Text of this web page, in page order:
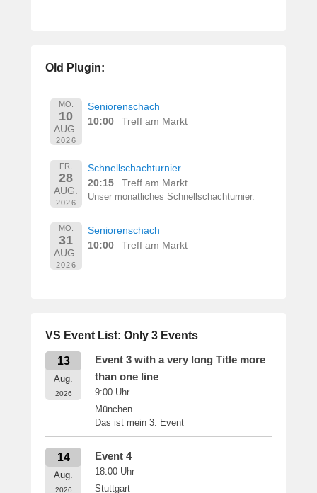
Old Plugin:
MO.
10
AUG.
2026
Seniorenschach
10:00
Treff am Markt
FR.
28
AUG.
2026
Schnellschachturnier
20:15
Treff am Markt
Unser monatliches Schnellschachturnier.
MO.
31
AUG.
2026
Seniorenschach
10:00
Treff am Markt
VS Event List: Only 3 Events
13
Aug.
2026
Event 3 with a very long Title more
than one line
9:00 Uhr
München
Das ist mein 3. Event
14
Aug.
2026
Event 4
18:00 Uhr
Stuttgart